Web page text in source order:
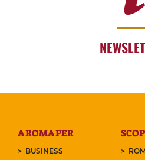
A ROMA PER
BUSINESS